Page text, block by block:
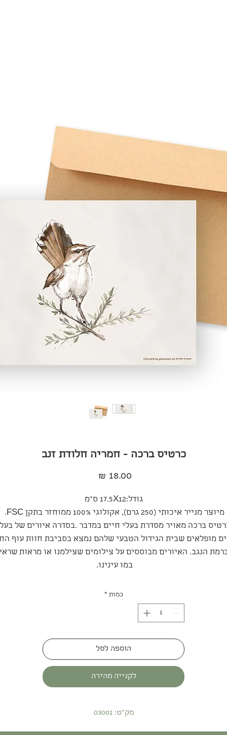
כרטיס ברכה - חמריה חלודת זנב
מחיר
גודל:17.5X12 ס"מ
מיוצר מנייר איכותי (250 גרם), אקולוגי 100% ממוחזר בתקן FSC.
ברכה מאויר מסדרת בעלי חיים במדבר .בסדרה איורים של
מופלאים שבית הגידול הטבעי שלהם נמצא בסביבת חוות עוף
הנגב. האיורים מבוססים על צילומים שצילמנו או מראות
במו עינינו.
כמות *
הוספה לסל
לקנייה מהירה
מק"ט: 03001